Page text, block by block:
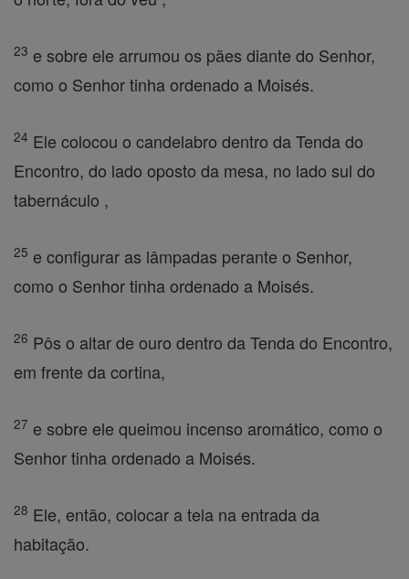
23 e sobre ele arrumou os pães diante do Senhor,
como o Senhor tinha ordenado a Moisés.
24 Ele colocou o candelabro dentro da Tenda do
Encontro, do lado oposto da mesa, no lado sul do
tabernáculo ,
25 e configurar as lâmpadas perante o Senhor,
como o Senhor tinha ordenado a Moisés.
26 Pôs o altar de ouro dentro da Tenda do Encontro,
em frente da cortina,
27 e sobre ele queimou incenso aromático, como o
Senhor tinha ordenado a Moisés.
28 Ele, então, colocar a tela na entrada da
habitação.